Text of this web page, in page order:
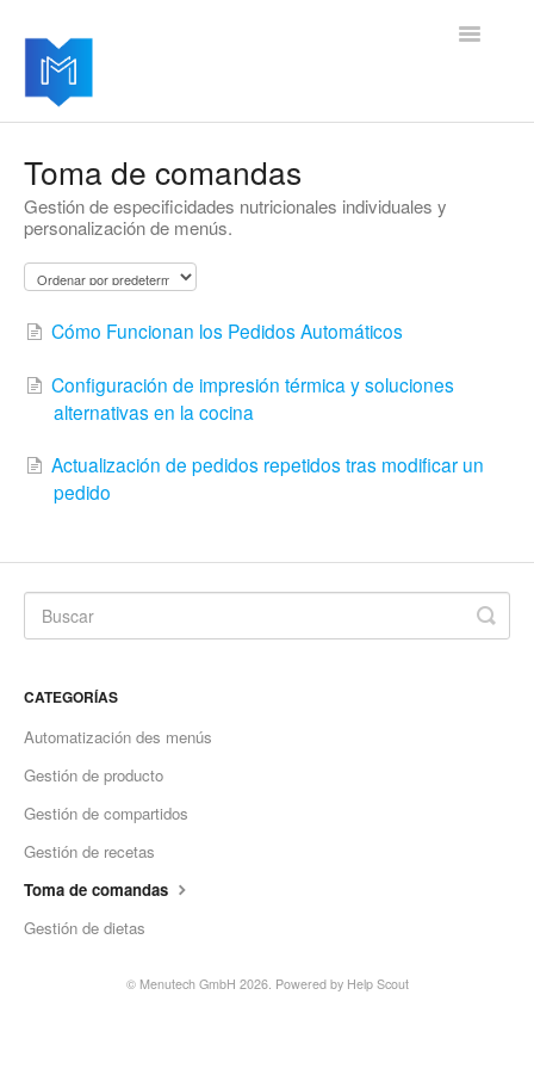
Toggle
Su cuenta Menutech
Módulos avanzados Menutech
Actualizaciones del producto
Toma de comandas
Gestión de especificidades nutricionales individuales y
personalización de menús.
Cómo Funcionan los Pedidos Automáticos
Configuración de impresión térmica y soluciones
alternativas en la cocina
Actualización de pedidos repetidos tras modificar un
pedido
CATEGORÍAS
Automatización des menús
Gestión de producto
Gestión de compartidos
Gestión de recetas
Toma de comandas
Gestión de dietas
© Menutech GmbH 2026. Powered by Help Scout